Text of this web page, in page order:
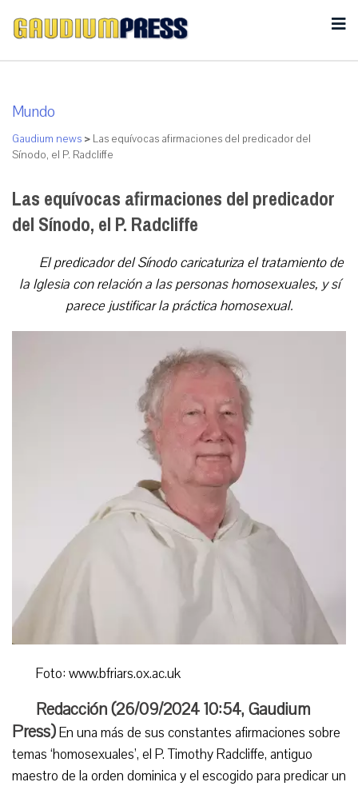
Mundo
Gaudium news > Las equívocas afirmaciones del predicador del
Sínodo, el P. Radcliffe
Las equívocas afirmaciones del predicador
del Sínodo, el P. Radcliffe
El predicador del Sínodo caricaturiza el tratamiento de
la Iglesia con relación a las personas homosexuales, y sí
parece justificar la práctica homosexual.
Foto: www.bfriars.ox.ac.uk
Redacción (26/09/2024 10:54, Gaudium
Press)En una más de sus constantes afirmaciones sobre
temas ‘homosexuales’, el P. Timothy Radcliffe, antiguo
maestro de la orden dominica y el escogido para predicar un